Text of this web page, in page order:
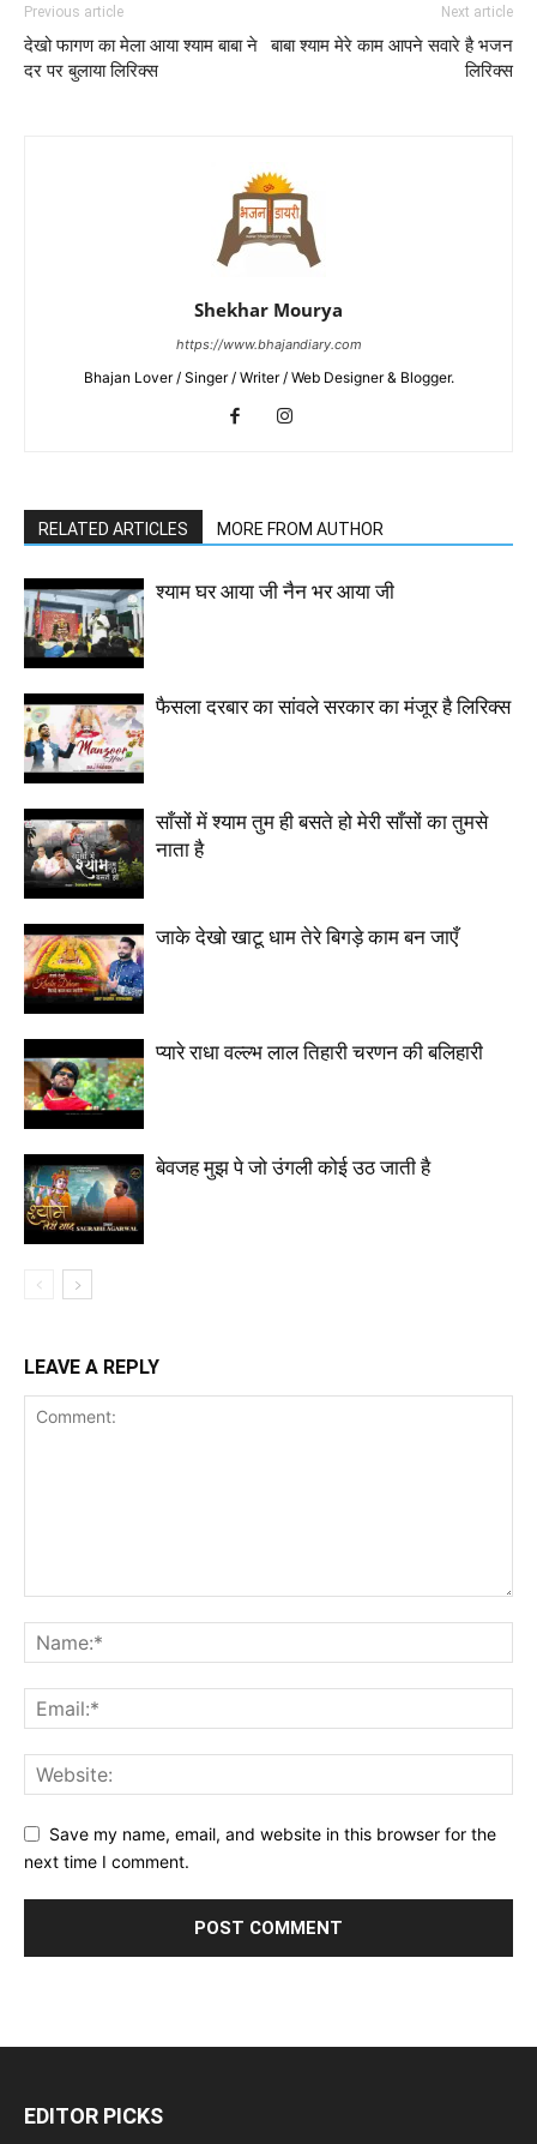
Previous article
देखो फागण का मेला आया श्याम बाबा ने
दर पर बुलाया लिरिक्स
Next article
बाबा श्याम मेरे काम आपने सवारे है भजन
लिरिक्स
Shekhar Mourya
https://www.bhajandiary.com
Bhajan Lover / Singer / Writer / Web Designer & Blogger.
RELATED ARTICLES MORE FROM AUTHOR
श्याम घर आया जी नैन भर आया जी
फैसला दरबार का सांवले सरकार का मंजूर है लिरिक्स
साँसों में श्याम तुम ही बसते हो मेरी साँसों का तुमसे
नाता है
जाके देखो खाटू धाम तेरे बिगड़े काम बन जाएँ
प्यारे राधा वल्ल्भ लाल तिहारी चरणन की बलिहारी
बेवजह मुझ पे जो उंगली कोई उठ जाती है
LEAVE A REPLY
Save my name, email, and website in this browser for the
next time I comment.
EDITOR PICKS